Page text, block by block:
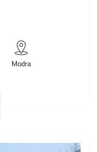
Modra